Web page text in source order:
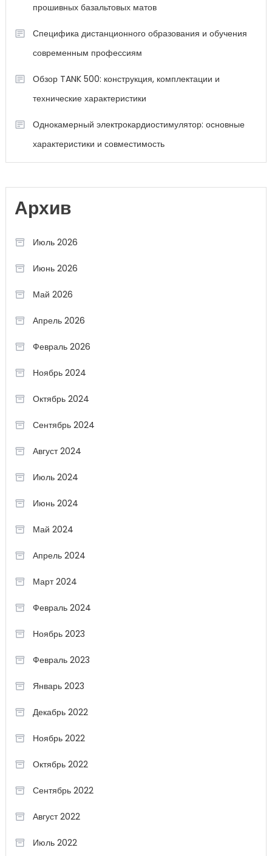
прошивных базальтовых матов
Специфика дистанционного образования и обучения
современным профессиям
Обзор TANK 500: конструкция, комплектации и
технические характеристики
Однокамерный электрокардиостимулятор: основные
характеристики и совместимость
Архив
Июль 2026
Июнь 2026
Май 2026
Апрель 2026
Февраль 2026
Ноябрь 2024
Октябрь 2024
Сентябрь 2024
Август 2024
Июль 2024
Июнь 2024
Май 2024
Апрель 2024
Март 2024
Февраль 2024
Ноябрь 2023
Февраль 2023
Январь 2023
Декабрь 2022
Ноябрь 2022
Октябрь 2022
Сентябрь 2022
Август 2022
Июль 2022